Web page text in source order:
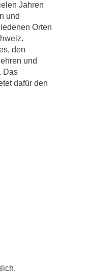
Jahren
und
Orten
den
und
Das
dafür den